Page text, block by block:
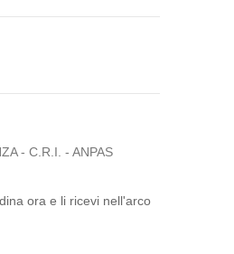
- C.R.I. - ANPAS
ora e li ricevi nell'arco